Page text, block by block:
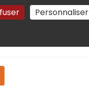
Personnaliser
des cookies